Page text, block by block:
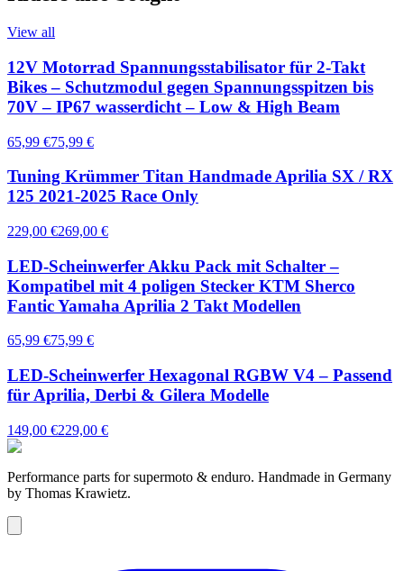
View all
12V Motorrad Spannungsstabilisator für 2-Takt
Bikes – Schutzmodul gegen Spannungsspitzen bis
70V – IP67 wasserdicht – Low & High Beam
65,99 €75,99 €
Tuning Krümmer Titan Handmade Aprilia SX / RX
125 2021-2025 Race Only
229,00 €269,00 €
LED-Scheinwerfer Akku Pack mit Schalter –
Kompatibel mit 4 poligen Stecker KTM Sherco
Fantic Yamaha Aprilia 2 Takt Modellen
65,99 €75,99 €
LED-Scheinwerfer Hexagonal RGBW V4 – Passend
für Aprilia, Derbi & Gilera Modelle
149,00 €229,00 €
Performance parts for supermoto & enduro. Handmade in Germany
by Thomas Krawietz.